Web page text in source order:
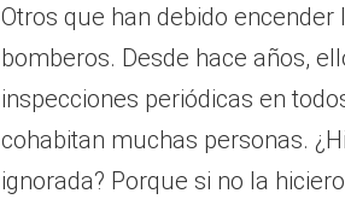
Otros que han debido
bomberos. Desde hace años,
inspecciones periódicas en
cohabitan muchas personas.
ignorada? Porque si no la